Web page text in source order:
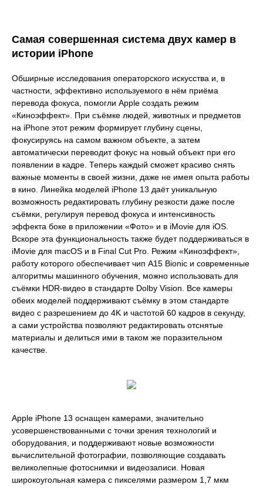
Самая совершенная система двух камер в
истории iPhone
Обширные исследования операторского искусства и, в
частности, эффективно используемого в нём приёма
перевода фокуса, помогли Apple создать режим
«Киноэффект». При съёмке людей, животных и предметов
на iPhone этот режим формирует глубину сцены,
фокусируясь на самом важном объекте, а затем
автоматически переводит фокус на новый объект при его
появлении в кадре. Теперь каждый сможет красиво снять
важные моменты в своей жизни, даже не имея опыта работы
в кино. Линейка моделей iPhone 13 даёт уникальную
возможность редактировать глубину резкости даже после
съёмки, регулируя перевод фокуса и интенсивность
эффекта боке в приложении «Фото» и в iMovie для iOS.
Вскоре эта функциональность также будет поддерживаться в
iMovie для macOS и в Final Cut Pro. Режим «Киноэффект»,
работу которого обеспечивает чип A15 Bionic и современные
алгоритмы машинного обучения, можно использовать для
съёмки HDR‑видео в стандарте Dolby Vision. Все камеры
обеих моделей поддерживают съёмку в этом стандарте
видео с разрешением до 4K и частотой 60 кадров в секунду,
а сами устройства позволяют редактировать отснятые
материалы и делиться ими в таком же поразительном
качестве.
Apple iPhone 13 оснащен камерами, значительно
усовершенствованными с точки зрения технологий и
оборудования, и поддерживают новые возможности
вычислительной фотографии, позволяющие создавать
великолепные фотоснимки и видеозаписи. Новая
широкоугольная камера с пикселями размером 1,7 мкм